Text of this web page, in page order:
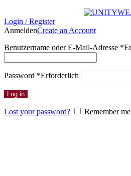
Login / Register
AnmeldenCreate an Account
Benutzername oder E-Mail-Adresse *
Password *Erforderlich
Log in
Lost your password? Remember me